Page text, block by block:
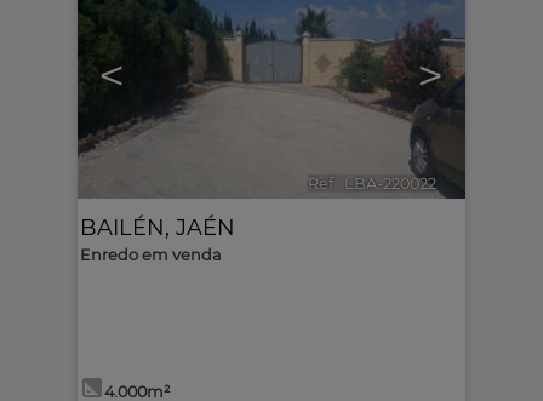
< >
Ref.. LBA-220022
BAILÉN, JAÉN
Enredo em venda
4.000m²